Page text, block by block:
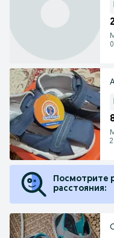
Посмотрите
расстояния: